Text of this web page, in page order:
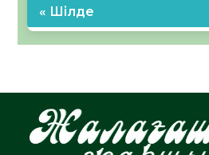
« Шілде